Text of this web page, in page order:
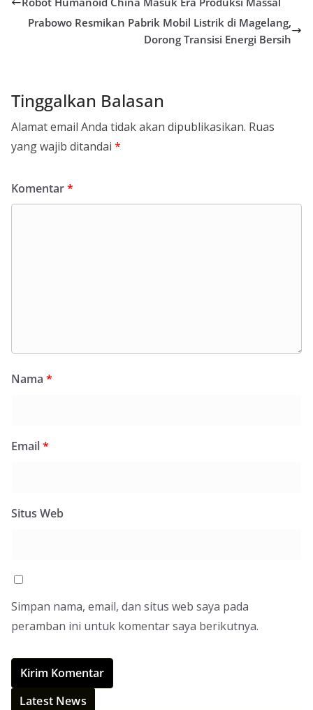
Prabowo Resmikan Pabrik Mobil Listrik di Magelang,
Dorong Transisi Energi Bersih
Tinggalkan Balasan
Alamat email Anda tidak akan dipublikasikan. Ruas
yang wajib ditandai *
Komentar*
Nama *
Email*
Situs Web
Simpan nama, email, dan situs web saya pada
peramban ini untuk komentar saya berikutnya.
Latest News